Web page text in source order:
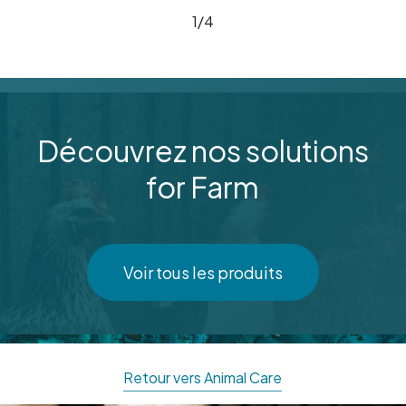
1/4
Découvrez nos solutions
for Farm
Voir tous les produits
Retour vers Animal Care